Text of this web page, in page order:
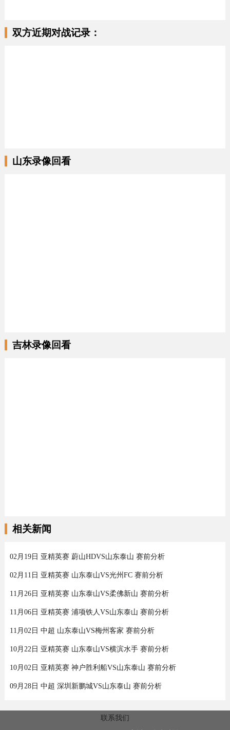
双方近期对战记录：
山东录像回看
吉林录像回看
相关新闻
02月19日 亚精英赛 蔚山HDVS山东泰山 赛前分析
02月11日 亚精英赛 山东泰山VS光州FC 赛前分析
11月26日 亚精英赛 山东泰山VS柔佛新山 赛前分析
11月06日 亚精英赛 浦项铁人VS山东泰山 赛前分析
11月02日 中超 山东泰山VS梅州客家 赛前分析
10月22日 亚精英赛 山东泰山VS横滨水手 赛前分析
10月02日 亚精英赛 神户胜利船VS山东泰山 赛前分析
09月28日 中超 深圳新鹏城VS山东泰山 赛前分析
联系我们